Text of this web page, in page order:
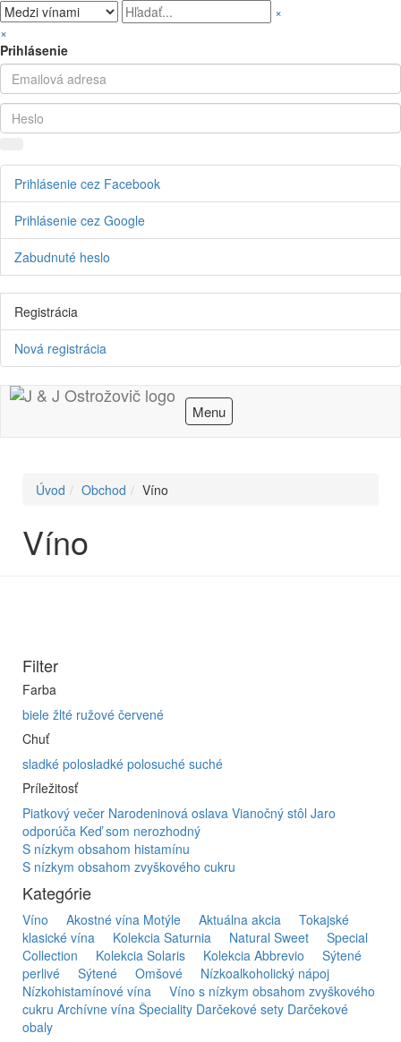
×
×
Prihlásenie
Prihlásenie cez Facebook
Prihlásenie cez Google
Zabudnuté heslo
Registrácia
Nová registrácia
Menu
Úvod Obchod Víno
Víno
Filter
Farba
biele žlté ružové červené
Chuť
sladké polosladké polosuché suché
Príležitosť
Piatkový večer Narodeninová oslava Vianočný stôl Jaro
odporúča Keď som nerozhodný
S nízkym obsahom histamínu
S nízkym obsahom zvyškového cukru
Kategórie
Víno Akostné vína Motýle Aktuálna akcia
Tokajské
klasické vína
Kolekcia Saturnia Natural Sweet
Special
Collection
Kolekcia Solaris Kolekcia Abbrevio
Sýtené
perlivé
Sýtené Omšové
Nízkoalkoholický nápoj
Nízkohistamínové vína
Víno s nízkym obsahom zvyškového
cukru Archívne vína Špeciality Darčekové sety Darčekové
obaly